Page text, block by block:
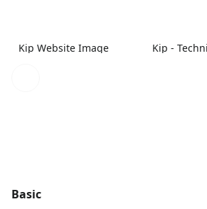
Kip Website Image
Basic